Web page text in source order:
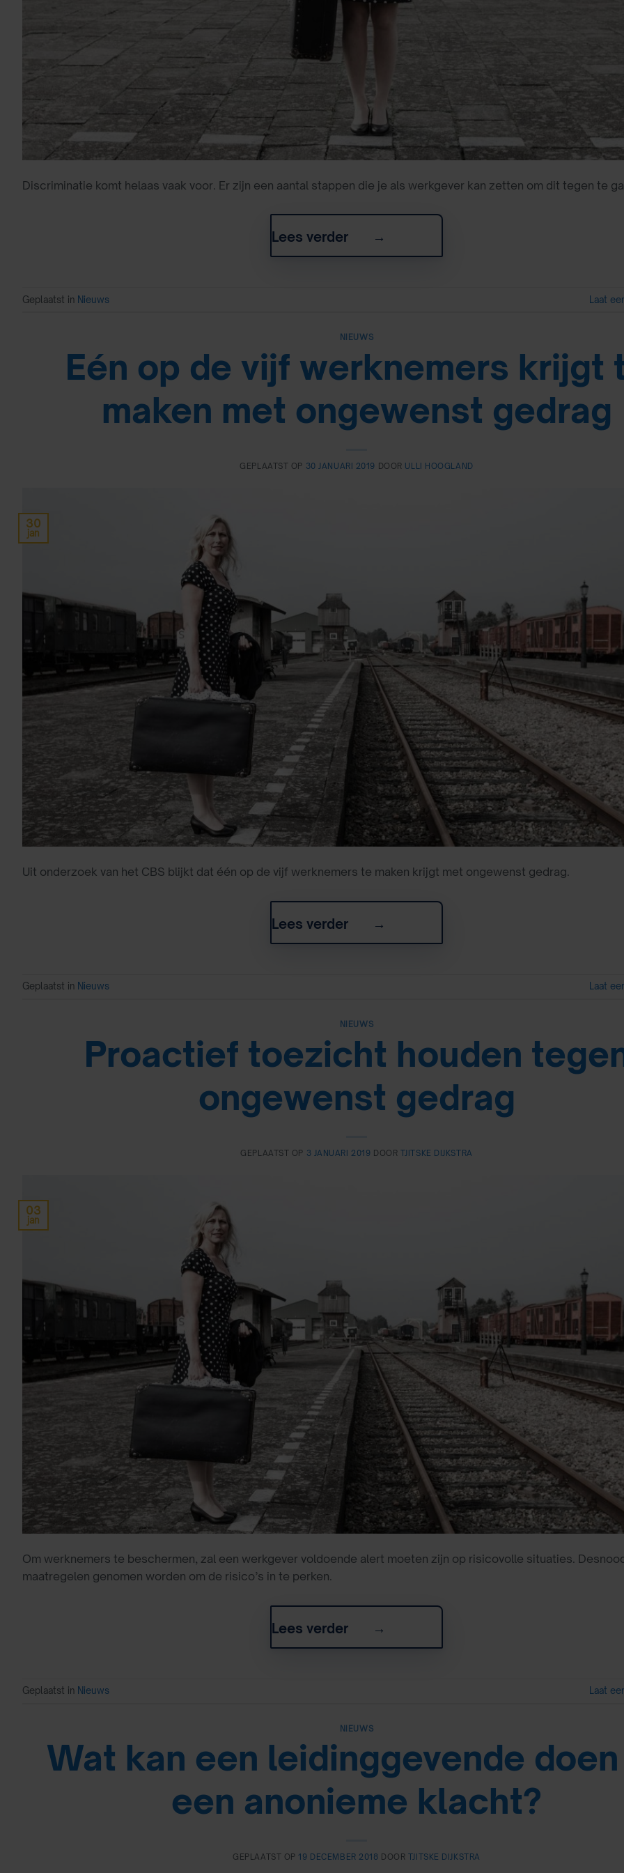
Discriminatie komt helaas vaak voor. Er zijn een aantal stappen die je als werkgever kan zetten om dit tegen te
Lees verder →
Geplaatst in Nieuws Laat
NIEUWS
Eén op de vijf werknemers krijgt
maken met ongewenst gedrag
GEPLAATST OP 30 JANUARI 2019 DOOR ULLI HOOGLAND
30
jan
Uit onderzoek van het CBS blijkt dat één op de vijf werknemers te maken krijgt met ongewenst gedrag.
Lees verder →
Geplaatst in Nieuws Laat
NIEUWS
Proactief toezicht houden
ongewenst gedrag
GEPLAATST OP 3 JANUARI 2019 DOOR TJITSKE DIJKSTRA
03
jan
Om werknemers te beschermen, zal een werkgever voldoende alert moeten zijn op risicovolle situaties.
maatregelen genomen worden om de risico’s in te perken.
Lees verder →
Geplaatst in Nieuws Laat
NIEUWS
Wat kan een leidinggevende
een anonieme klacht?
GEPLAATST OP19 DECEMBER 2018 DOOR TJITSKE DIJKSTRA